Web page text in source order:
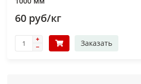
60 руб/кг
Заказать